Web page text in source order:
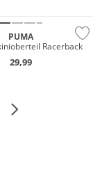
PUMA
Racerback
29,99